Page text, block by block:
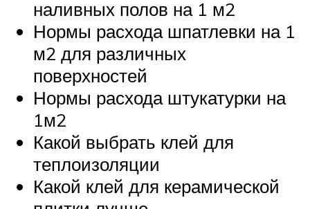
наливных полов на 1 м2
Нормы расхода шпатлевки на 1
м2 для различных
поверхностей
Нормы расхода штукатурки на
1м2
Какой выбрать клей для
теплоизоляции
Какой клей для керамической